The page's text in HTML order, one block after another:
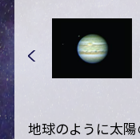
地球のように太